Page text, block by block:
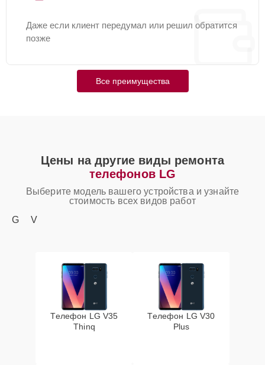
Даже если клиент передумал или решил обратится
позже
Все преимущества
Цены на другие виды ремонта
телефонов LG
Выберите модель вашего устройства и узнайте
стоимость всех видов работ
G
V
Телефон LG V35
Thinq
Телефон LG V30
Plus